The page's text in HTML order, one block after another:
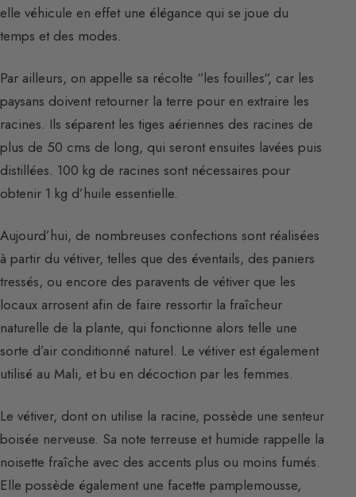
elle véhicule en effet une élégance qui se joue du
temps et des modes.
Par ailleurs, on appelle sa récolte “les fouilles“, car les
paysans doivent retourner la terre pour en extraire les
racines. Ils séparent les tiges aériennes des racines de
plus de 50 cms de long, qui seront ensuites lavées puis
distillées. 100 kg de racines sont nécessaires pour
obtenir 1 kg d’huile essentielle.
Aujourd’hui, de nombreuses confections sont réalisées
à partir du vétiver, telles que des éventails, des paniers
tressés, ou encore des paravents de vétiver que les
locaux arrosent afin de faire ressortir la fraîcheur
naturelle de la plante, qui fonctionne alors telle une
sorte d’air conditionné naturel. Le vétiver est également
utilisé au Mali, et bu en décoction par les femmes.
Le vétiver, dont on utilise la racine, possède une senteur
boisée nerveuse. Sa note terreuse et humide rappelle la
noisette fraîche avec des accents plus ou moins fumés.
Elle possède également une facette pamplemousse,